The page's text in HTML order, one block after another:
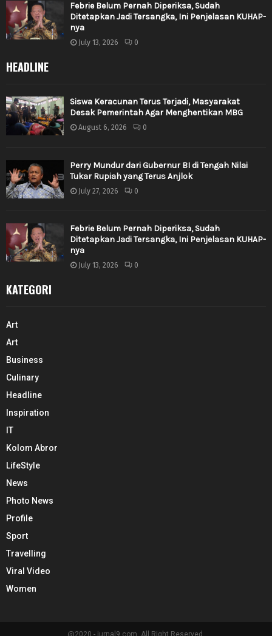
Febrie Belum Pernah Diperiksa, Sudah
Ditetapkan Jadi Tersangka, Ini Penjelasan KUHAP-
nya
July 13, 2026 0
HEADLINE
Siswa Keracunan Terus Terjadi, Masyarakat
Desak Pemerintah Agar Menghentikan MBG
August 6, 2026 0
Perry Mundur dari Gubernur BI di Tengah Nilai
Tukar Rupiah yang Terus Anjlok
July 27, 2026 0
Febrie Belum Pernah Diperiksa, Sudah
Ditetapkan Jadi Tersangka, Ini Penjelasan KUHAP-
nya
July 13, 2026 0
KATEGORI
Art
Art
Business
Culinary
Headline
Inspiration
IT
Kolom Abror
LifeStyle
News
Photo News
Profile
Sport
Travelling
Viral Video
Women
@2020 - jurnal9.com. All Right Reserved.